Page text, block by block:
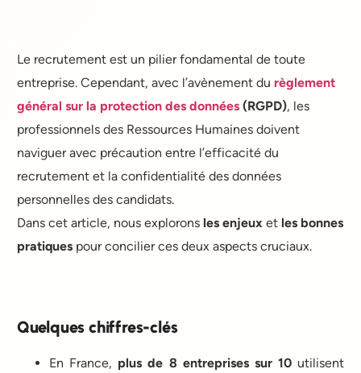
Le recrutement est un pilier fondamental de toute
entreprise. Cependant, avec l’avènement du règlement
général sur la protection des données(RGPD), les
professionnels des Ressources Humaines doivent
naviguer avec précaution entre l’efficacité du
recrutement et la confidentialité des données
personnelles des candidats.
Dans cet article, nous explorons les enjeuxet les bonnes
pratiquespour concilier ces deux aspects cruciaux.
Quelques chiffres-clés
En France, plus de 8 entreprises sur 10 utilisent